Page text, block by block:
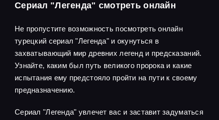
Сериал "Легенда" смотреть онлайн
Не пропустите возможность посмотреть онлайн
турецкий сериал "Легенда" и окунуться в
захватывающий мир древних легенд и предсказаний.
Узнайте, каким был путь великого пророка и какие
испытания ему предстояло пройти на пути к своему
предназначению.
Сериал "Легенда" увлечет вас и заставит задуматься